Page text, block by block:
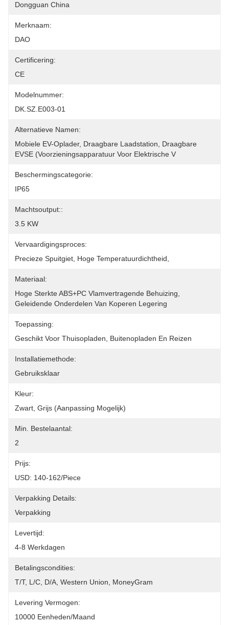
Dongguan China
Merknaam:
DAO
Certificering:
CE
Modelnummer:
DK.SZ.E003-01
Alternatieve Namen:
Mobiele EV-Oplader, Draagbare Laadstation, Draagbare
EVSE (voorzieningsapparatuur Voor Elektrische V
Beschermingscategorie:
IP65
Machtsoutput::
3.5 KW
Vervaardigingsproces:
Precieze Spuitgiet, Hoge Temperatuurdichtheid,
Materiaal:
Hoge Sterkte ABS+PC Vlamvertragende Behuizing,
Geleidende Onderdelen Van Koperen Legering
Toepassing:
Geschikt Voor Thuisopladen, Buitenopladen En Reizen
Installatiemethode:
Gebruiksklaar
Kleur:
Zwart, Grijs (aanpassing Mogelijk)
Min. Bestelaantal:
2
Prijs:
USD: 140-162/piece
Verpakking Details:
Verpakking
Levertijd:
4-8 Werkdagen
Betalingscondities:
T/T, L/C, D/A, Western Union, MoneyGram
Levering Vermogen:
10000 Eenheden/maand